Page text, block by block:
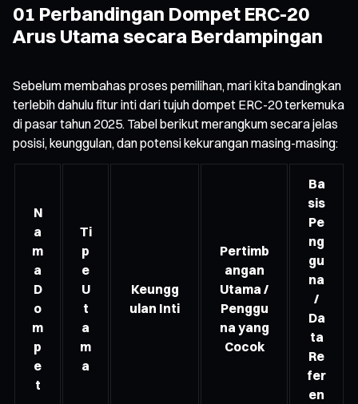
01 Perbandingan Dompet ERC-20
Arus Utama secara Berdampingan
Sebelum membahas proses pemilihan, mari kita bandingkan
terlebih dahulu fitur inti dari tujuh dompet ERC-20 terkemuka
di pasar tahun 2025. Tabel berikut merangkum secara jelas
posisi, keunggulan, dan potensi kekurangan masing-masing:
N
a
m
a
D
o
m
p
e
t
Ti
p
e
U
t
a
m
a
Keungg
ulan Inti
Pertimb
angan
Utama /
Penggu
na yang
Cocok
Ba
sis
Pe
ng
gu
na
/
Da
ta
Re
fer
en